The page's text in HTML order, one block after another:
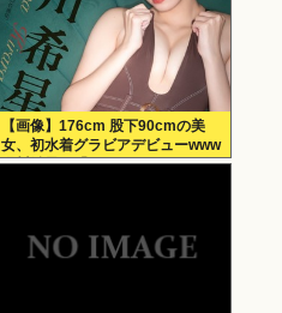
【画像】176cm 股下90cmの美
女、初水着グラビアデビューwww
緑川希星、「ヤンジャン」で圧倒